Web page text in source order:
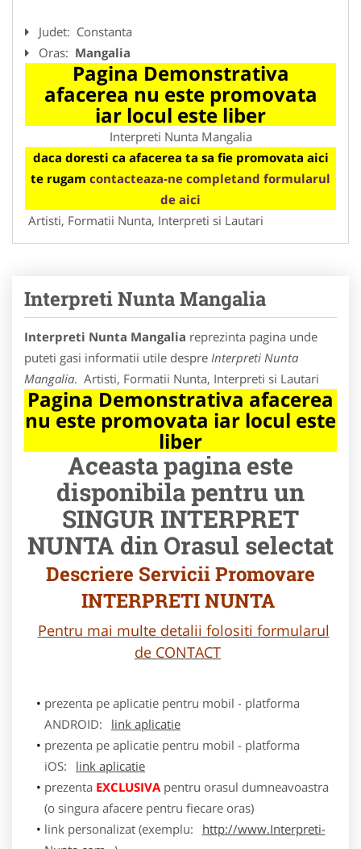
Judet: Constanta
Oras: Mangalia
Pagina Demonstrativa
afacerea nu este promovata
iar locul este liber
Interpreti Nunta Mangalia
daca doresti ca afacerea ta sa fie promovata aici
te rugam contacteaza-ne completand formularul
de aici
Artisti, Formatii Nunta, Interpreti si Lautari
Interpreti Nunta Mangalia
Interpreti Nunta Mangalia reprezinta pagina unde
puteti gasi informatii utile despre Interpreti Nunta
Mangalia. Artisti, Formatii Nunta, Interpreti si Lautari
Pagina Demonstrativa afacerea
nu este promovata iar locul este
liber
Aceasta pagina este
disponibila pentru un
SINGUR INTERPRET
NUNTA din Orasul selectat
Descriere Servicii Promovare
INTERPRETI NUNTA
Pentru mai multe detalii folositi formularul
de CONTACT
prezenta pe aplicatie pentru mobil - platforma
ANDROID:
link aplicatie
prezenta pe aplicatie pentru mobil - platforma
iOS:
link aplicatie
prezenta EXCLUSIVApentru orasul dumneavoastra
(o singura afacere pentru fiecare oras)
link personalizat (exemplu:
http://www.Interpreti-